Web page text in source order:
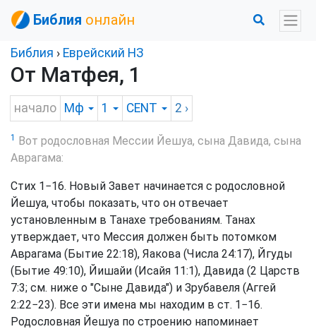
Библия онлайн
Библия › Еврейский НЗ
От Матфея, 1
начало Мф 1 CENT 2 ›
1 Вот родословная Мессии Йешуа, сына Давида, сына
Аврагама:
Стих 1−16. Новый Завет начинается с родословной
Йешуа, чтобы показать, что он отвечает
установленным в Танахе требованиям. Танах
утверждает, что Мессия должен быть потомком
Аврагама (Бытие 22:18), Яакова (Числа 24:17), Йгуды
(Бытие 49:10), Йишайи (Исайя 11:1), Давида (2 Царств
7:3; см. ниже о "Сыне Давида") и Зрубавеля (Аггей
2:22−23). Все эти имена мы находим в ст. 1−16.
Родословная Йешуа по строению напоминает